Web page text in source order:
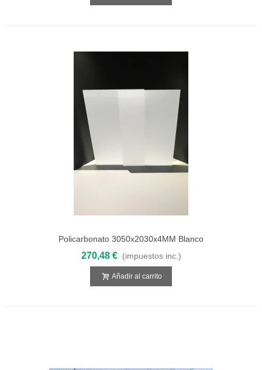
Policarbonato 3050x2030x4MM Blanco
Opal Compacto
270,48 € (impuestos inc.)
Añadir al carrito